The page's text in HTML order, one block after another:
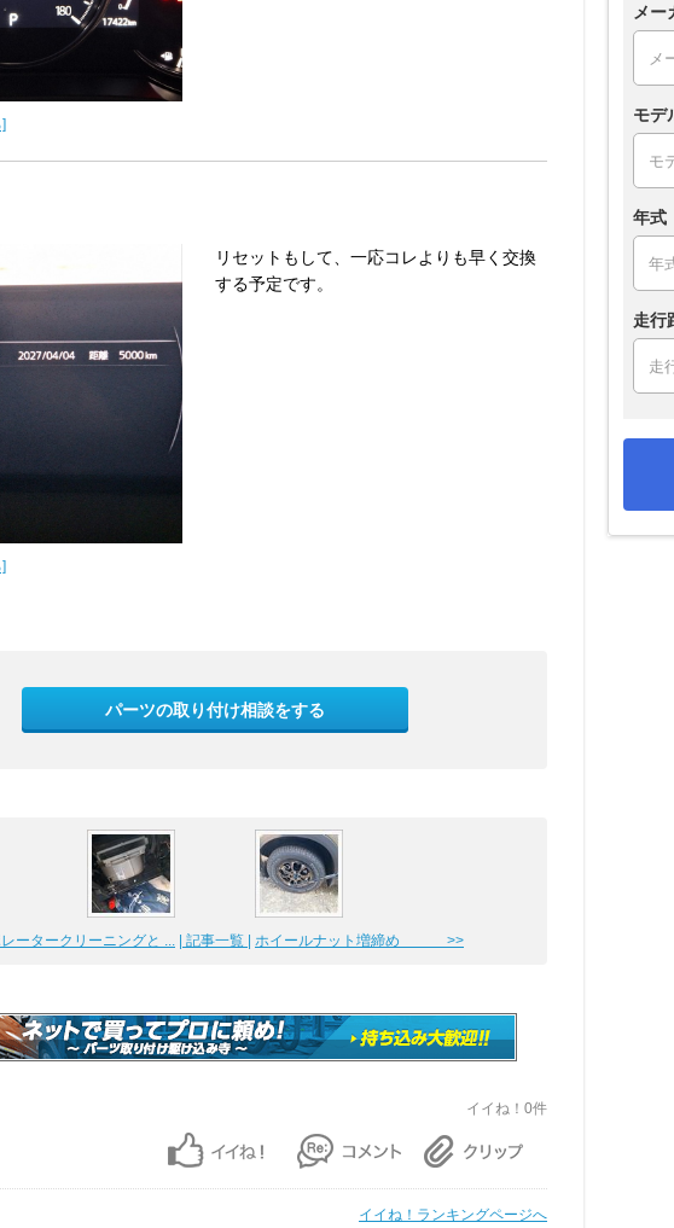
リセットもして、一応コレよりも早く交換
する予定です。
パーツの取り付け相談をする
ータークリーニングと ... | 記事一覧 | ホイールナット増締め >>
イイね！0件
イイね！ランキングページへ
メー
モデ
年式
走行